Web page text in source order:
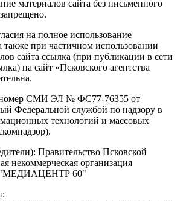
материалов сайта без письменного
на полное использование
также при частичном использовании
сайта ссылка (при публикации в сети
на сайт «Псковского агентства
номер СМИ ЭЛ № ФС77-76355 от
Федеральной службой по надзору в
технологий и массовых
Правительство Псковской
некоммерческая организация
"МЕДИАЦЕНТР 60"